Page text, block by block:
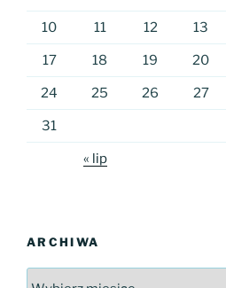
10 11 12 13
17 18 19 20
24 25 26 27
31
« lip
ARCHIWA